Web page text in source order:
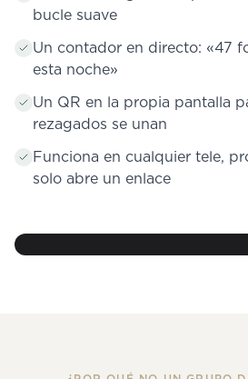
bucle suave
Un contador en directo: «47
esta noche»
Un QR en la propia pantalla
rezagados se unan
Funciona en cualquier tele,
solo abre un enlace